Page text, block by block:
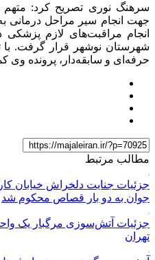
سرهنگ نوری تصریح کرد: متهم
جهت انجام سیر مراحل درمانی
انجام مراقبت‌های لازم پزشکی
شهرستان نوشهر قرار گرفت. با
حرفه‌ای و سابقه‌دار، پرونده
مطالب مرتبط
جزئیات جنایت دلخراش خیابان
جوان به دو بار قصاص محکوم شد
جزئیات آتش‌سوزی مرگبار یک
تهران